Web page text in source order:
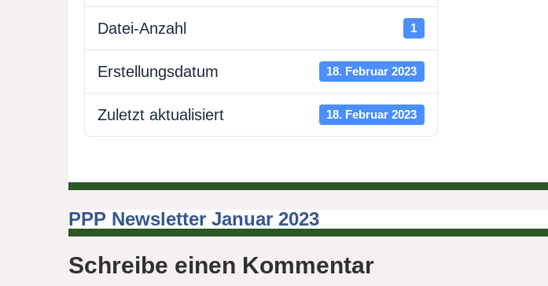
Datei-Anzahl 1
Erstellungsdatum 18. Februar 2023
Zuletzt aktualisiert 18. Februar 2023
Beitragsnavigation
PPP Newsletter Januar 2023
Schreibe einen Kommentar